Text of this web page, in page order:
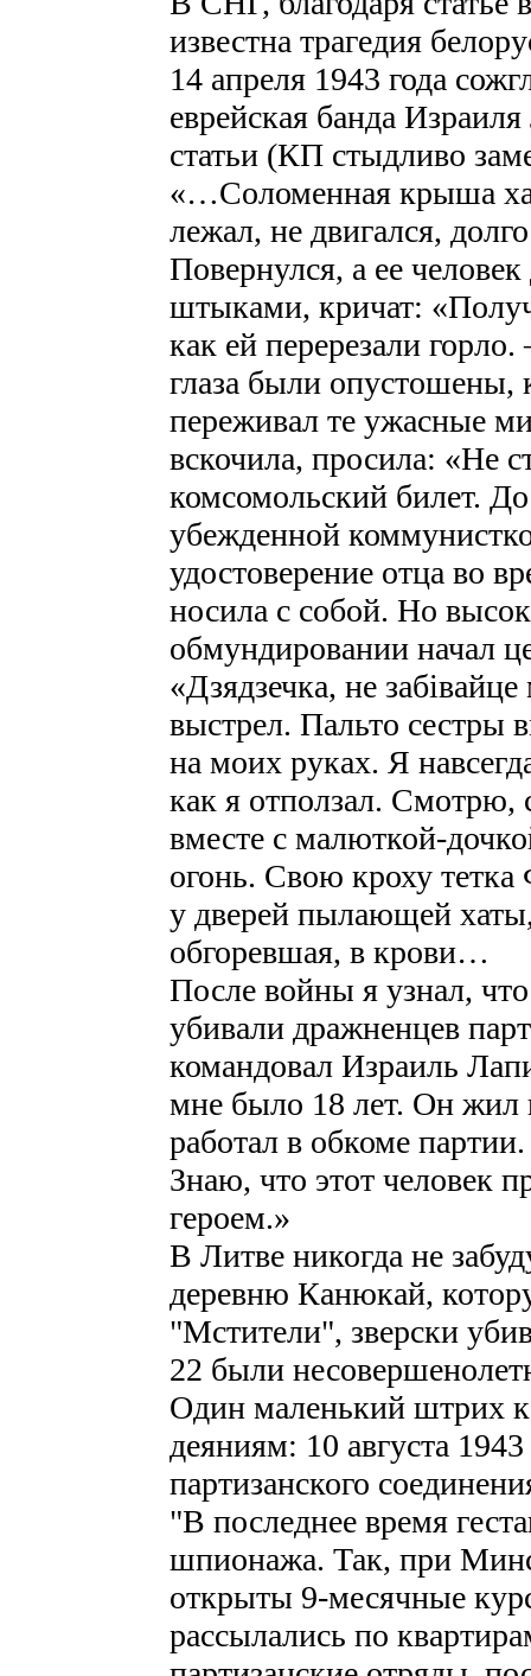
известна трагедия
14 апреля 1943 года
еврейская банда
статьи (КП стыдливо
«…Соломенная крыша
лежал, не двигался,
Повернулся, а ее
штыками, кричат:
как ей перерезали
глаза были опустошены,
переживал те ужасные
вскочила, просила: «Не
комсомольский билет.
убежденной
удостоверение отца во
носила с собой. Но
обмундировании начал
«Дзядзечка, не
выстрел. Пальто сестры
на моих руках. Я
как я отползал.
вместе с малюткой-
огонь. Свою кроху
у дверей пылающей
обгоревшая, в крови…
После войны я узнал,
убивали дражненцев
командовал Израиль
мне было 18 лет. Он жил
работал в обкоме
Знаю, что этот человек
героем.»
В Литве никогда не
деревню Канюкай,
"Мстители", зверски
22 были
Один маленький штрих
деяниям: 10 августа
партизанского
"В последнее время
шпионажа. Так, при
открыты 9-месячные
рассылались по